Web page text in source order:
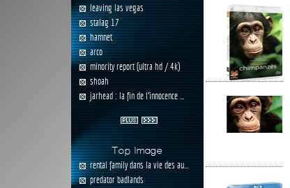
leaving las vegas
stalag 17
hamnet
arco
minority report (ultra hd / 4k)
shoah
jarhead : la fin de l'innocence ...
Top Image
rental family dans la vie des au...
predator badlands